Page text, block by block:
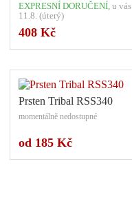
EXPRESNÍ DORUČENÍ, u vás
11.8. (úterý)
408 Kč
Prsten Tribal RSS340
momentálně nedostupné
od 185 KčPočet variant: 1